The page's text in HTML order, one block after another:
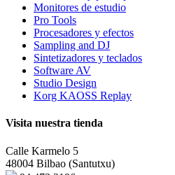
Monitores de estudio
Pro Tools
Procesadores y efectos
Sampling and DJ
Sintetizadores y teclados
Software AV
Studio Design
Korg KAOSS Replay
Visita nuestra tienda
Calle Karmelo 5
48004 Bilbao (Santutxu)